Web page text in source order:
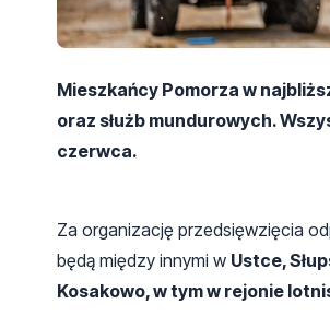
Mieszkańcy Pomorza w
oraz służb mundurowych.
czerwca.
Za organizację przedsięwzięcia
będą między innymi w Ustce,
Kosakowo, w tym w rejonie